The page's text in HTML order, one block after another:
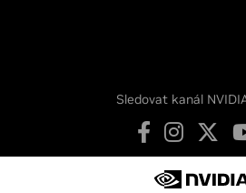
Sledovat kanál